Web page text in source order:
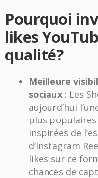
Pourquoi
likes
qualité?
Meilleure
sociaux: Les
aujourd’hui
plus
inspirées de
d’Instagram
likes sur ce
chances de